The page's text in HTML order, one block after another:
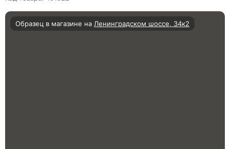
Образец в магазине на Ленинградском шоссе, 34к2